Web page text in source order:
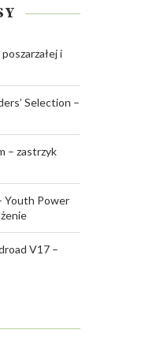
i
Selection –
– zastrzyk
Youth Power
V17 –